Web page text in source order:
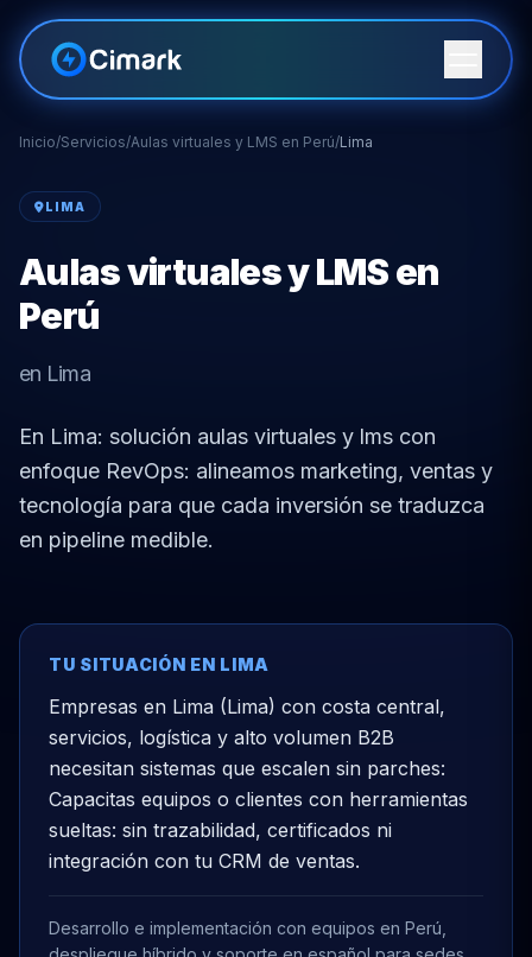
Inicio/Servicios/Aulas virtuales y LMS en Perú/Lima
LIMA
Aulas virtuales y LMS en
Perú
en Lima
En Lima: solución aulas virtuales y lms con
enfoque RevOps: alineamos marketing, ventas y
tecnología para que cada inversión se traduzca
en pipeline medible.
TU SITUACIÓN EN LIMA
Empresas en Lima (Lima) con costa central,
servicios, logística y alto volumen B2B
necesitan sistemas que escalen sin parches:
Capacitas equipos o clientes con herramientas
sueltas: sin trazabilidad, certificados ni
integración con tu CRM de ventas.
Desarrollo e implementación con equipos en Perú,